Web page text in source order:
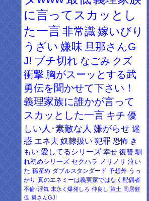
に言ってスカッとし
た一言 非常識 嫁いびり
うざい 嫌味 旦那さんG
J! ブチ切れ なごみ クズ
衝撃 胸がスーッとする武
勇伝を聞かせて下さい！
義理家族に誰かが言って
スカッとした一言 キチ 優
しい人･素敵な人 嫌がらせ 迷
惑 エネ夫 奴隷扱い 犯罪 恐怖 き
もい 愛してるシリーズ 幸せ 復讐 馴
れ初めシリーズ セクハラ ノリノリ 泣い
た 孫産め ダブルスタンダード 予想外 うっ
かり 真のエネミーは義実家ではなく配偶者
不倫･浮気 末永く爆発しろ 仲良し 策士 同居催
促 舅さんGJ!